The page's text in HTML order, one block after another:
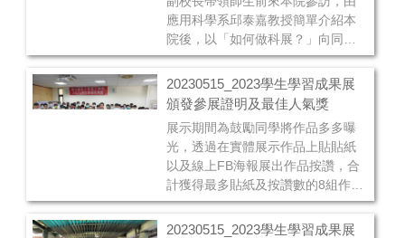
應用科學系邱泰嘉教授簡單介紹本
院後，以「如何做科展？」向同學
介紹科展的目的及方向，並鼓勵同
學多多參與科展競賽，享受過程，
並從中獲得知識。接著由資工系、
資管系、綠資學程等三個系所師長
向同學介紹就讀該科系所需具備的
特質及未來可從事行業，會後將同
學們分別帶至應科系、生科系、應
數系所屬教學及實驗空間參觀，由
而了解未來就讀相關科系時的方向
20230515_2023學生學習成果展
頒發參展證明及最佳人氣獎
展示期間為鼓勵同學將作品多多曝
光，透過在實體展示作品上貼貼紙
以及線上FB海報展出作品按讚，合
計獲得最多貼紙及按讚數的8組作品
獲頒「最佳人氣獎」。
20230515_2023學生學習成果展